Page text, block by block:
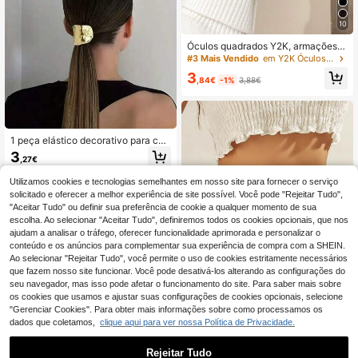
1 peça elástico decorativo para cab
elo geométrico em metal dourado, a
ro de cabelo de luxo para mulher es
em metal, conjunto moderno para a
panhado de cabelo, Minima
3 ,27€
10
Óculos quadrados Y2K, armações r
etangulares casuais retro unissexo
esso à escola
#3 Mais Vendido em Y2K Óculos de sol femininos
3 ,84€ -1% 3,88€
Cinto de cintura redondo de metal d
e alta qualidade (1 unidade), ideal p
#1 Mais Vendido
Utilizamos cookies e tecnologias semelhantes em nosso site para fornecer o serviço
solicitado e oferecer a melhor experiência de site possível. Você pode "Rejeitar Tudo",
"Aceitar Tudo" ou definir sua preferência de cookie a qualquer momento de sua
escolha. Ao selecionar "Aceitar Tudo", definiremos todos os cookies opcionais, que nos
ajudam a analisar o tráfego, oferecer funcionalidade aprimorada e personalizar o
conteúdo e os anúncios para complementar sua experiência de compra com a SHEIN.
Ao selecionar "Rejeitar Tudo", você permite o uso de cookies estritamente necessários
que fazem nosso site funcionar. Você pode desativá-los alterando as configurações do
seu navegador, mas isso pode afetar o funcionamento do site. Para saber mais sobre
os cookies que usamos e ajustar suas configurações de cookies opcionais, selecione
"Gerenciar Cookies". Para obter mais informações sobre como processamos os
dados que coletamos, clique aqui para ver nossa Política de Privacidade.
Rejeitar Tudo